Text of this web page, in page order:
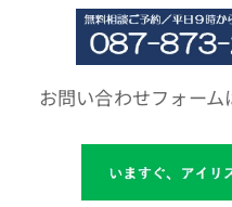
🌐 お問い合わせフォーム